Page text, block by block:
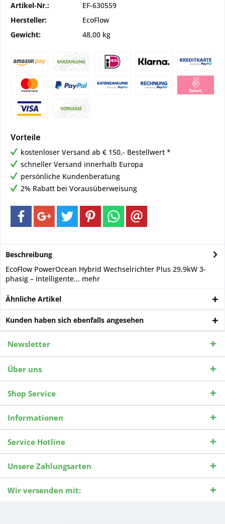
Artikel-Nr.:
EF-630559
Hersteller:
EcoFlow
Gewicht:
48,00 kg
Vorteile
kostenloser Versand ab € 150,- Bestellwert *
schneller Versand innerhalb Europa
persönliche Kundenberatung
2% Rabatt bei Vorausüberweisung
Beschreibung
EcoFlow PowerOcean Hybrid Wechselrichter Plus 29,9kW 3-
phasig – Intelligente... mehr
Ähnliche Artikel
Kunden haben sich ebenfalls angesehen
Newsletter
Über uns
Shop Service
Informationen
Service Hotline
Unsere Zahlungsarten
Wir versenden mit: